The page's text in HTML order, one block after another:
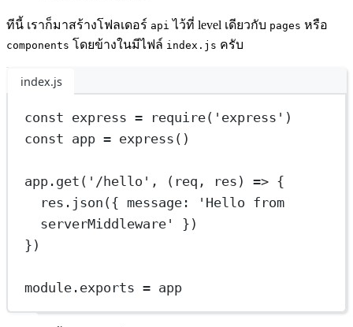
ทีนี้ เราก็มาสร้างโฟลเดอร์ api ไว้ที่ level เดียวกับ pages หรือ
components โดยข้างในมีไฟล์ index.js ครับ
index.js
const express = require( 'express' )
const app = express ()
app. get ( '/hello' , ( req , res ) => {
res. json ({ message:
'Hello from
serverMiddleware'
})
})
module . exports = app